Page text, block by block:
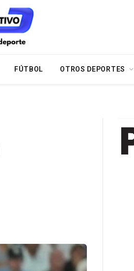
FÚTBOL OTROS DEPORTES